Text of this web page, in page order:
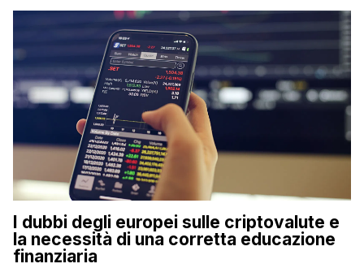
flessibilità e rendimento. Come funzionano […]
I dubbi degli europei sulle criptovalute e
la necessità di una corretta educazione
finanziaria